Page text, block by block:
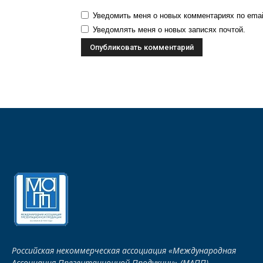
Уведомить меня о новых комментариях по
Уведомлять меня о новых записях почтой.
Российская некоммерческая ассоциация «Международная